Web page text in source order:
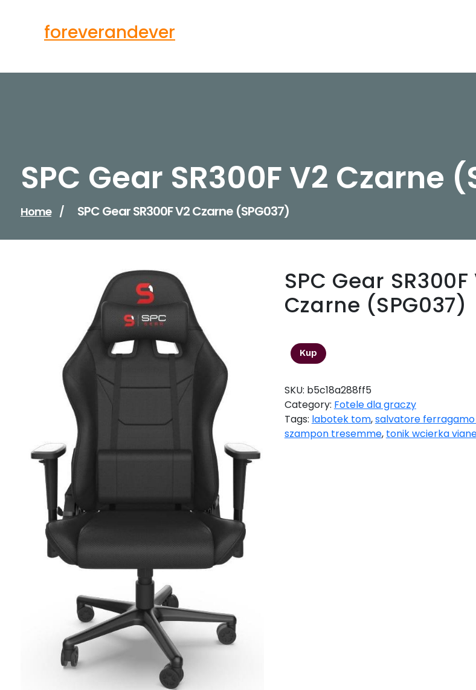
foreverandever
SPC Gear SR300F V2 Czarne
Home / SPC Gear SR300F V2 Czarne (SPG037)
SPC Gear SR300F
Czarne (SPG037)
Kup
SKU: b5c18a288ff5
Category: Fotele dla graczy
Tags: labotek tom,salvatore
szampon tresemme, tonik wcierka